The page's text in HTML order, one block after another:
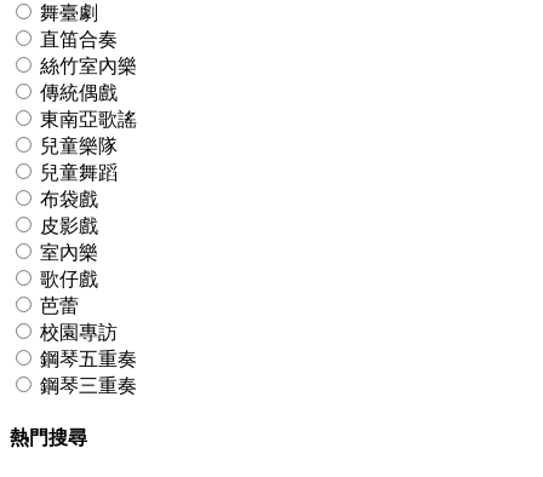
舞臺劇
直笛合奏
絲竹室內樂
傳統偶戲
東南亞歌謠
兒童樂隊
兒童舞蹈
布袋戲
皮影戲
室內樂
歌仔戲
芭蕾
校園專訪
鋼琴五重奏
鋼琴三重奏
熱門搜尋